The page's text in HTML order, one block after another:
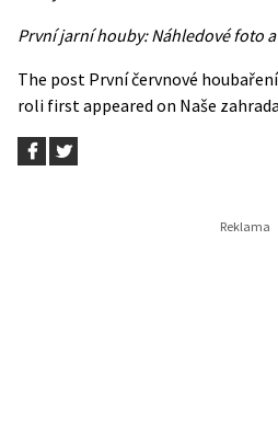
První jarní houby: Náhledové foto
The post První červnové
roli first appeared on Naše zahrada